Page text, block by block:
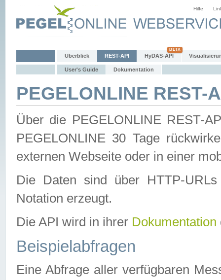
Hilfe
Überblick REST-API HyDAS-API
User's Guide Dokumentation
PEGELONLINE REST-
Über die PEGELONLINE REST-
PEGELONLINE 30 Tage
externen Webseite oder in einer
Die Daten sind über HTTP-
Notation erzeugt.
Die API wird in ihrer Dokumentation
Beispielabfragen
Eine Abfrage aller verfügbaren